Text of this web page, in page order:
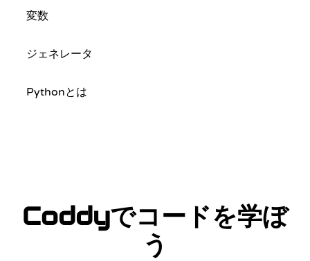
変数
ジェネレータ
Pythonとは
Coddyでコードを学ぼ
う